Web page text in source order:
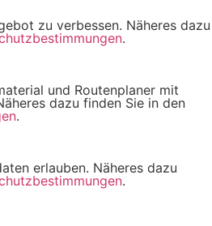
zu verbessen. Näheres dazu
.
und Routenplaner mit
dazu finden Sie in den
.
erlauben. Näheres dazu
.